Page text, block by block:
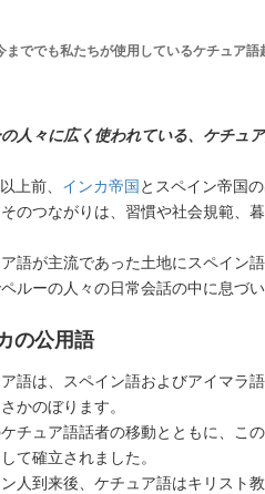
ででも私たちが使用しているケチュア語
人々に広く使われている、ケチュ
上前、 インカ帝国とスペイン帝国
のつながりは、習慣や社会規範、
語が主流であった土地にスペイン
ルーの人々の日常会話の中に息づい
の公用語
語は、スペイン語およびアイマラ
かのぼります。
チュア語話者の移動とともに、こ
て確立されました。
人到来後、ケチュア語はキリスト